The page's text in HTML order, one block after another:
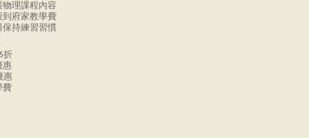
理課程內容
到府家教學費
保持練習習慣
折
惠
惠
費